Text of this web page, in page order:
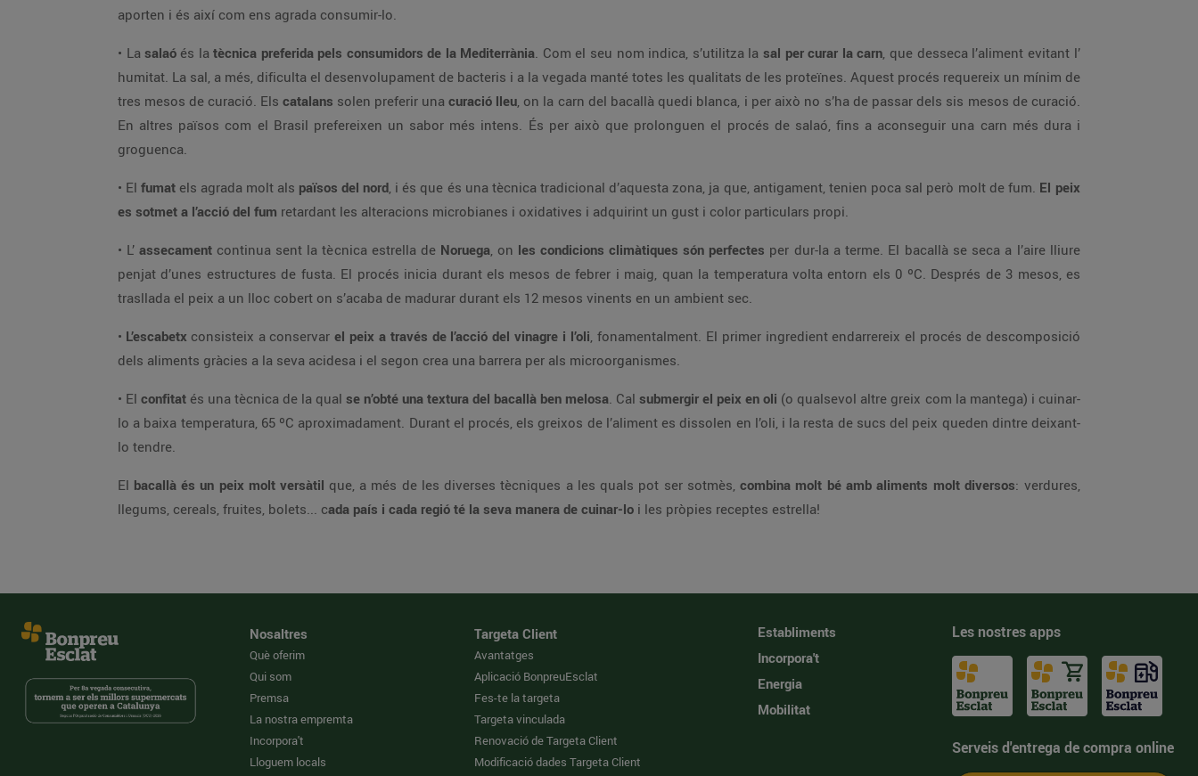
aporten i és així com ens agrada consumir-lo.
• La salaó és la tècnica preferida pels consumidors de la Mediterrània. Com el seu nom indica, s’utilitza la sal per curar la carn, que desseca l’aliment evitant l’
humitat. La sal, a més, dificulta el desenvolupament de bacteris i a la vegada manté totes les qualitats de les proteïnes. Aquest procés requereix un mínim de
tres mesos de curació. Els catalans solen preferir una curació lleu, on la carn del bacallà quedi blanca, i per això no s’ha de passar dels sis mesos de curació.
En altres països com el Brasil prefereixen un sabor més intens. És per això que prolonguen el procés de salaó, fins a aconseguir una carn més dura i
groguenca.
• El fumat els agrada molt als països del nord, i és que és una tècnica tradicional d’aquesta zona, ja que, antigament, tenien poca sal però molt de fum. El peix
es sotmet a l’acció del fum retardant les alteracions microbianes i oxidatives i adquirint un gust i color particulars propi.
• L’ assecament continua sent la tècnica estrella de Noruega, on les condicions climàtiques són perfectes per dur-la a terme. El bacallà se seca a l’aire lliure
penjat d’unes estructures de fusta. El procés inicia durant els mesos de febrer i maig, quan la temperatura volta entorn els 0 ºC. Després de 3 mesos, es
trasllada el peix a un lloc cobert on s’acaba de madurar durant els 12 mesos vinents en un ambient sec.
• L’escabetx consisteix a conservar el peix a través de l’acció del vinagre i l’oli, fonamentalment. El primer ingredient endarrereix el procés de descomposició
dels aliments gràcies a la seva acidesa i el segon crea una barrera per als microorganismes.
• El confitat és una tècnica de la qual se n’obté una textura del bacallà ben melosa. Cal submergir el peix en oli (o qualsevol altre greix com la mantega) i cuinar-
lo a baixa temperatura, 65 ºC aproximadament. Durant el procés, els greixos de l’aliment es dissolen en l’oli, i la resta de sucs del peix queden dintre deixant-
lo tendre.
El bacallà és un peix molt versàtil que, a més de les diverses tècniques a les quals pot ser sotmès, combina molt bé amb aliments molt diversos: verdures,
llegums, cereals, fruites, bolets... cada país i cada regió té la seva manera de cuinar-lo i les pròpies receptes estrella!
Nosaltres
Què oferim
Qui som
Premsa
La nostra empremta
Incorpora't
Lloguem locals
Targeta Client
Avantatges
Aplicació BonpreuEsclat
Fes-te la targeta
Targeta vinculada
Renovació de Targeta Client
Modificació dades Targeta Client
Establiments
Incorpora't
Energia
Mobilitat
Les nostres apps
Serveis d'entrega de compra online